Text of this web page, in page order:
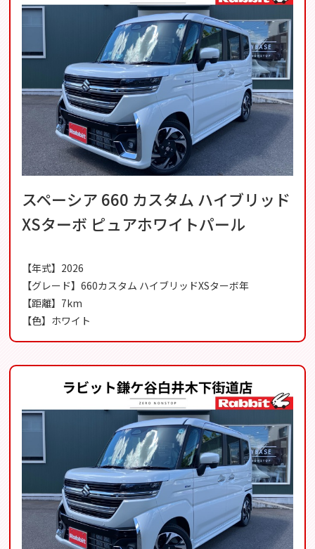
スペーシア 660 カスタム ハイブリッド
XSターボ ピュアホワイトパール
【年式】2026
【グレード】660カスタム ハイブリッドXSターボ年
【距離】7km
【色】ホワイト